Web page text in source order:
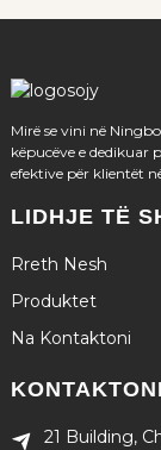
Mirë se vini në
këpucëve e dedikuar
efektive për klientët
LIDHJE TË
Rreth Nesh
Produktet
Na Kontaktoni
KONTAKTONI
21 Building,